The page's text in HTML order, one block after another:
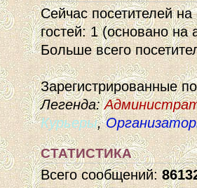
Сейчас посетителей
гостей: 1 (основано на
Больше всего
Зарегистрированные
Легенда:
Курьеры,
СТАТИСТИКА
Всего сообщений: